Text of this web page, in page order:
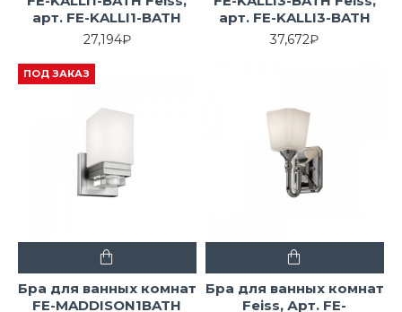
арт. FE-KALLI1-BATH
27,194₽
арт. FE-KALLI3-BATH
37,672₽
ПОД ЗАКАЗ
Бра для ванных комнат
FE-MADDISON1BATH
Бра для ванных комнат
Feiss, Арт. FE-